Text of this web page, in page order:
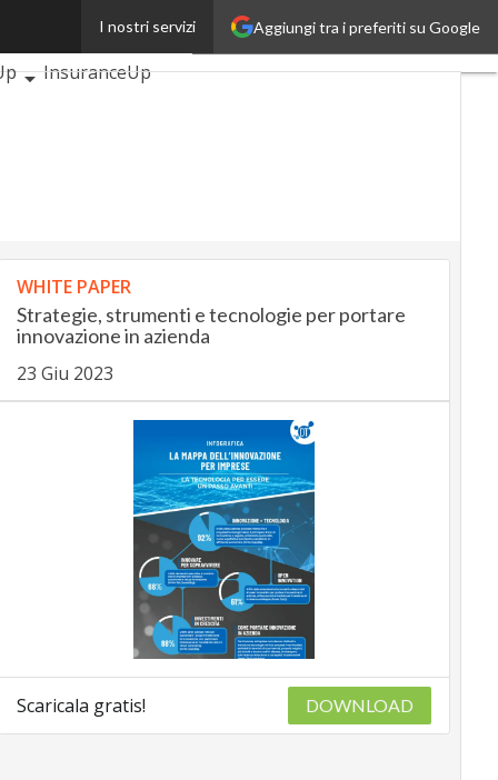
Aggiungi tra i preferiti su Google
I nostri servizi
AutomotiveUp
InsuranceUp
WHITE PAPER
Strategie, strumenti e tecnologie per portare
innovazione in azienda
23 Giu 2023
Scaricala gratis! DOWNLOAD